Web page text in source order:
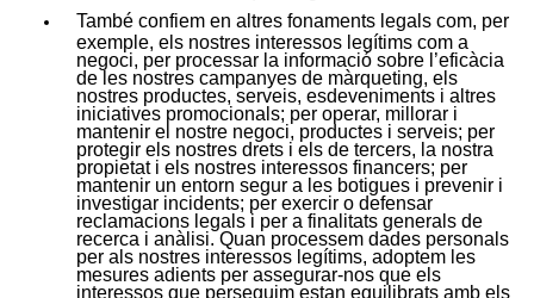
També confiem en altres fonaments legals com, per
exemple, els nostres interessos legítims com a
negoci, per processar la informació sobre l’eficàcia
de les nostres campanyes de màrqueting, els
nostres productes, serveis, esdeveniments i altres
iniciatives promocionals; per operar, millorar i
mantenir el nostre negoci, productes i serveis; per
protegir els nostres drets i els de tercers, la nostra
propietat i els nostres interessos financers; per
mantenir un entorn segur a les botigues i prevenir i
investigar incidents; per exercir o defensar
reclamacions legals i per a finalitats generals de
recerca i anàlisi. Quan processem dades personals
per als nostres interessos legítims, adoptem les
mesures adients per assegurar-nos que els
interessos que perseguim estan equilibrats amb els